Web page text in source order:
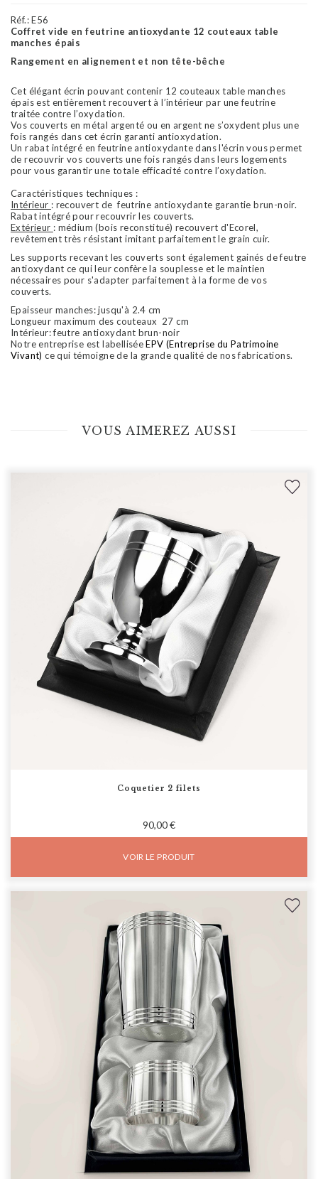
Réf.:E56
Coffret vide en feutrine antioxydante 12 couteaux table
manches épais
Rangement en alignement et non tête-bêche
Cet élégant écrin pouvant contenir 12 couteaux table manches
épais est entièrement recouvert à l’intérieur par une feutrine
traitée contre l’oxydation.
Vos couverts en métal argenté ou en argent ne s’oxydent plus une
fois rangés dans cet écrin garanti antioxydation.
Un rabat intégré en feutrine antioxydante dans l'écrin vous permet
de recouvrir vos couverts une fois rangés dans leurs logements
pour vous garantir une totale efficacité contre l’oxydation.
Caractéristiques techniques :
Intérieur : recouvert de feutrine antioxydante garantie brun-noir.
Rabat intégré pour recouvrir les couverts.
Extérieur : médium (bois reconstitué) recouvert d'Ecorel,
revêtement très résistant imitant parfaitement le grain cuir.
Les supports recevant les couverts sont également gainés de feutre
antioxydant ce qui leur confère la souplesse et le maintien
nécessaires pour s'adapter parfaitement à la forme de vos
couverts.
Epaisseur manches: jusqu'à 2.4 cm
Longueur maximum des couteaux 27 cm
Intérieur: feutre antioxydant brun-noir
Notre entreprise est labelliséeEPV (Entreprise du Patrimoine
Vivant) ce qui témoigne de la grande qualité de nos fabrications.
VOUS AIMEREZ AUSSI
Coquetier 2 filets
90,00 €
VOIR LE PRODUIT